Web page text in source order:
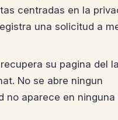
centradas en la
una solicitud a
su pagina del
No se abre ningun
no aparece en ninguna